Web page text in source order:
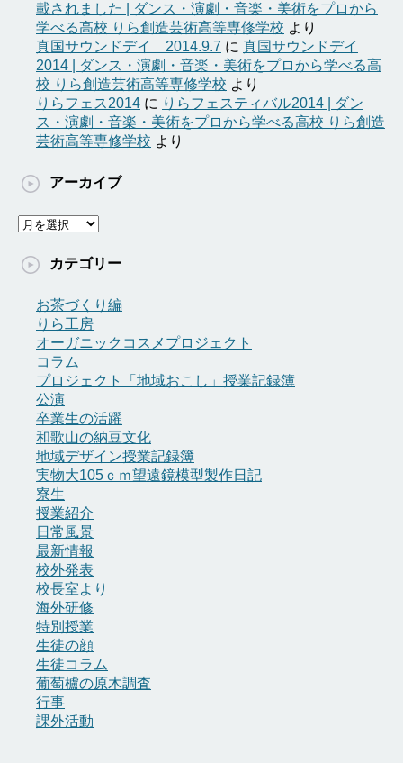
載されました | ダンス・演劇・音楽・美術をプロから
学べる高校 りら創造芸術高等専修学校 より
真国サウンドデイ 2014.9.7 に 真国サウンドデイ
2014 | ダンス・演劇・音楽・美術をプロから学べる高
校 りら創造芸術高等専修学校 より
りらフェス2014 に りらフェスティバル2014 | ダン
ス・演劇・音楽・美術をプロから学べる高校 りら創造
芸術高等専修学校 より
アーカイブ
ア
カ
カテゴリー
お茶づくり編
りら工房
オーガニックコスメプロジェクト
コラム
プロジェクト「地域おこし」授業記録簿
公演
卒業生の活躍
和歌山の納豆文化
地域デザイン授業記録簿
実物大105ｃｍ望遠鏡模型製作日記
寮生
授業紹介
日常風景
最新情報
校外発表
校長室より
海外研修
特別授業
生徒の顔
生徒コラム
葡萄櫨の原木調査
行事
課外活動